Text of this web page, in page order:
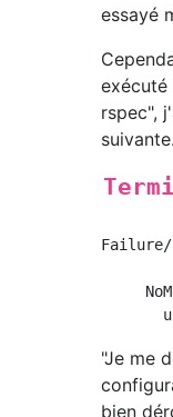
essayé
exécuté
rspec",
suivante.
"Je me
bien